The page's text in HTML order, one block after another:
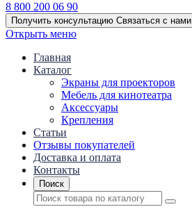
8 800 200 06 90
Получить консультацию Связаться с нами
Открыть меню
Главная
Каталог
Экраны для проекторов
Mебель для кинотеатра
Аксессуары
Крепления
Статьи
Отзывы покупателей
Доставка и оплата
Контакты
Поиск